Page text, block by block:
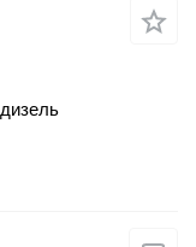
дизель